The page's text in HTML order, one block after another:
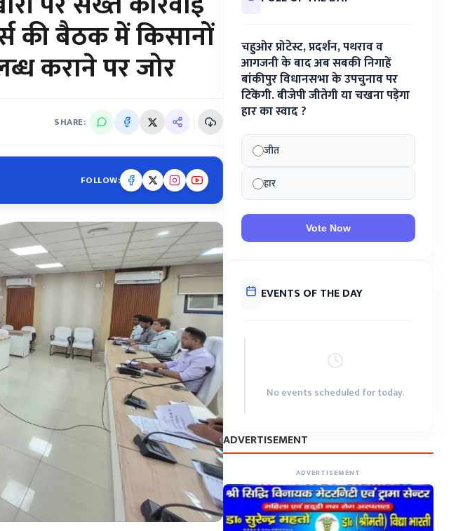
की बैठक में किसानों
कराने पर जोर
SHARE:
FOLLOW:
चहुओर प्रोटेस्ट, प्रदर्शन, पथराव व
आगजनी के बाद अब सबकी निगाहें
बांकीपुर विधानसभा के उपचुनाव पर
टिकेंगी. बीजेपी जीतेगी या चखना पड़ेगा
हार का स्वाद ?
जीत
हार
Vote Now
EVENTS OF THE DAY
No events scheduled for today.
ADVERTISEMENT
ADVERTISEMENT